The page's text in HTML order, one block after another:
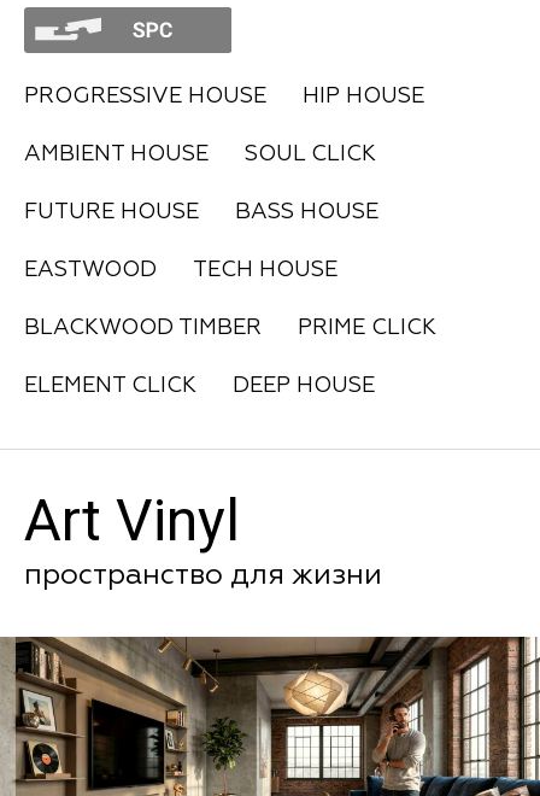
PROGRESSIVE HOUSE HIP HOUSE
AMBIENT HOUSE SOUL CLICK
FUTURE HOUSE BASS HOUSE
EASTWOOD TECH HOUSE
BLACKWOOD TIMBER PRIME CLICK
ELEMENT CLICK DEEP HOUSE
Art Vinyl
пространство для жизни